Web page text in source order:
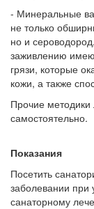
- Минеральные
не только
но и
заживлению
грязи, которые
кожи, а также
Прочие
самостоятельно.
Показания
Посетить
заболевании при
санаторному